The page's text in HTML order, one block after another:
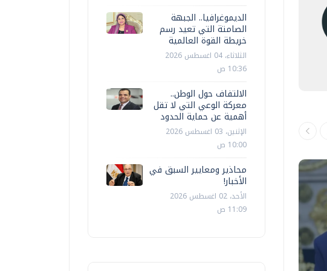
عرب وعالم
الديموغرافيا.. الجبهة
الصامتة التي تعيد رسم
خريطة القوة العالمية
الثلاثاء، 04 اغسطس 2026
10:36 ص
الالتفاف حول الوطن..
معركة الوعي التي لا تقل
أهمية عن حماية الحدود
الإثنين، 03 اغسطس 2026
10:00 ص
محاذير ومعايير السبق في
الأخبار!
الأحد، 02 اغسطس 2026
11:09 ص